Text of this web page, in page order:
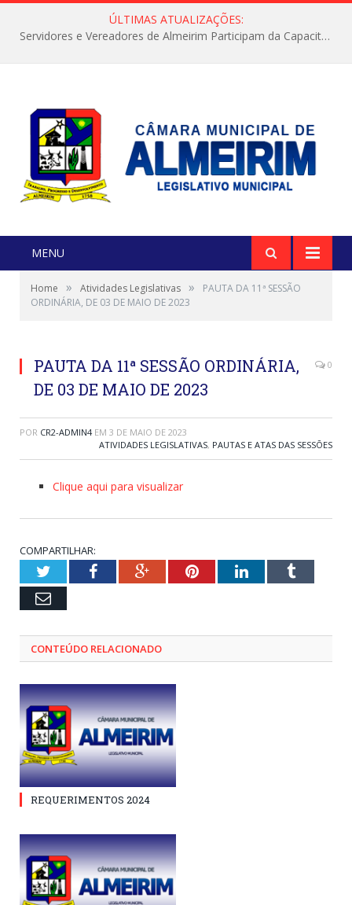
ÚLTIMAS ATUALIZAÇÕES:
Servidores e Vereadores de Almeirim Participam da Capacitação “Orientar é a Nossa Missão”
MENU
Home » Atividades Legislativas »
PAUTA DA 11ª SESSÃO
ORDINÁRIA, DE 03 DE MAIO DE 2023
PAUTA DA 11ª SESSÃO ORDINÁRIA,
DE 03 DE MAIO DE 2023
0
POR CR2-ADMIN4 EM 3 DE MAIO DE 2023
ATIVIDADES LEGISLATIVAS, PAUTAS E ATAS DAS SESSÕES
Clique aqui para visualizar
COMPARTILHAR:
TwitterFacebookGoogle+PinterestLinkedInTumblr
Email
CONTEÚDO RELACIONADO
REQUERIMENTOS 2024